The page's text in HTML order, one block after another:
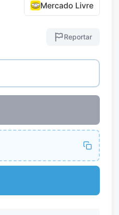
Mercado Livre
Reportar